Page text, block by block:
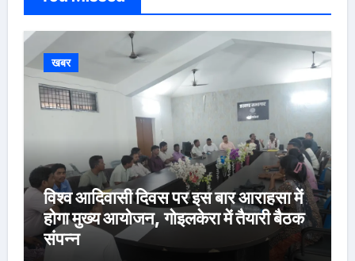
खबर
विश्व आदिवासी दिवस पर इस बार आराहसा में
होगा मुख्य आयोजन, गोइलकेरा में तैयारी बैठक
संपन्न